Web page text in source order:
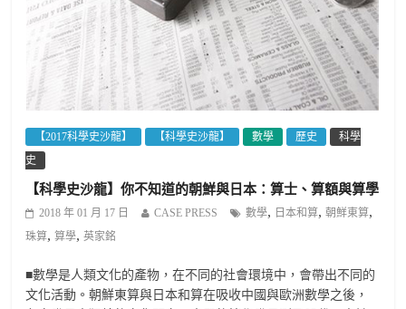
【2017科學史沙龍】 【科學史沙龍】 數學 歷史
科學
史
【科學史沙龍】你不知道的朝鮮與日本：算士、算額與算學
2018 年 01 月 17 日 CASE PRESS 數學, 日本和算,朝鮮東算,
珠算,算學,英家銘
■數學是人類文化的產物，在不同的社會環境中，會帶出不同的
文化活動。朝鮮東算與日本和算在吸收中國與歐洲數學之後，